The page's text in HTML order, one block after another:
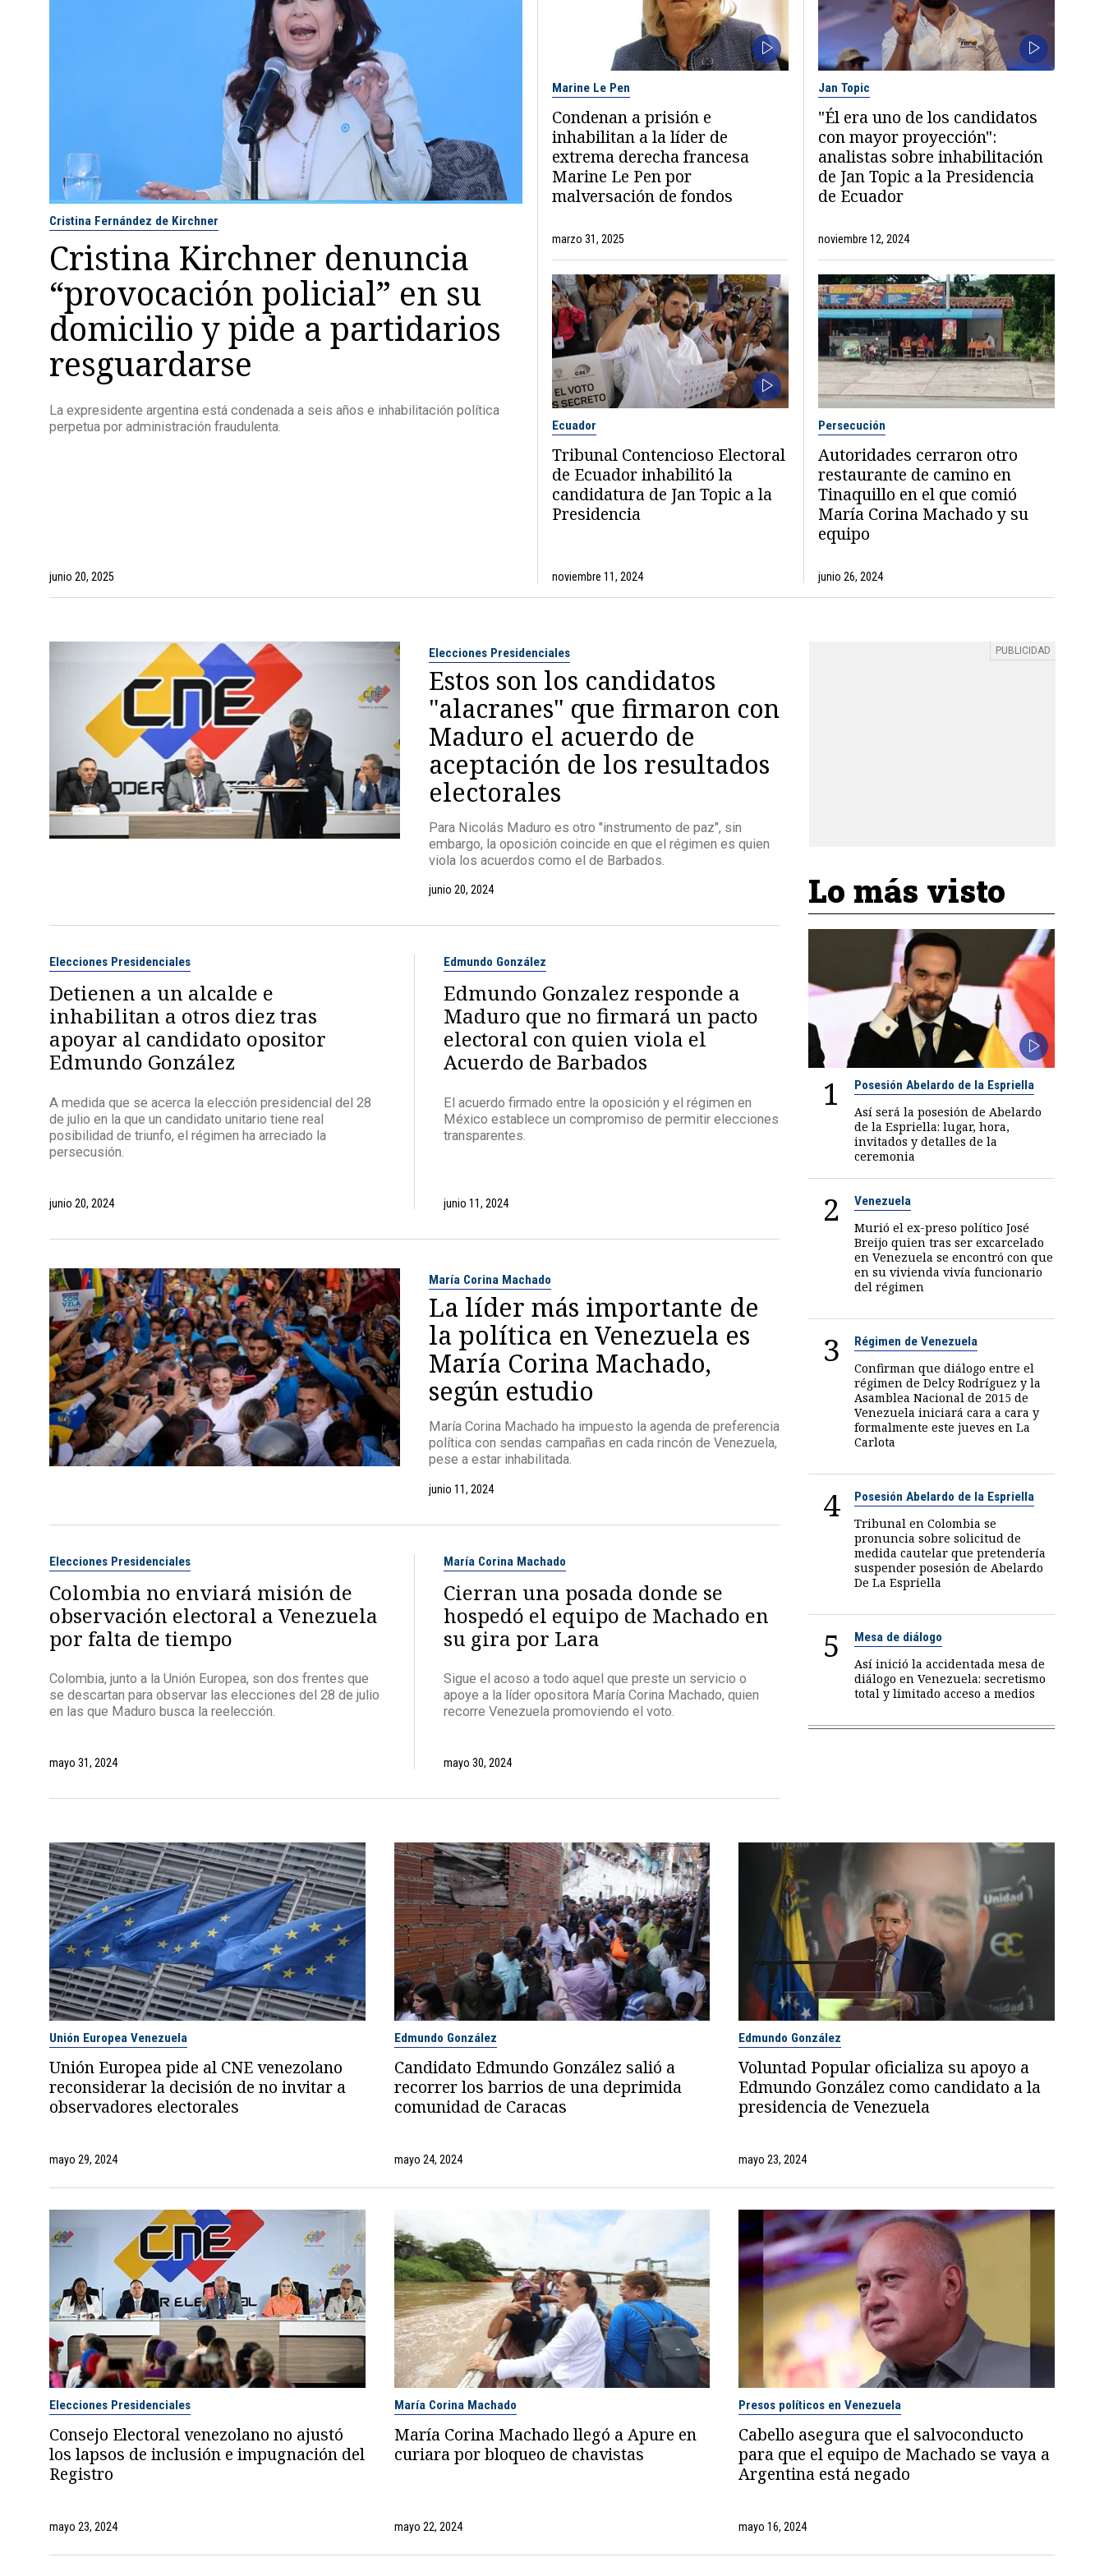
Cristina Fernández de Kirchner
Cristina Kirchner denuncia
“provocación policial” en su
domicilio y pide a partidarios
resguardarse
La expresidente argentina está condenada a seis años e inhabilitación política
perpetua por administración fraudulenta.
junio 20, 2025
Marine Le Pen
Condenan a prisión e
inhabilitan a la líder de
extrema derecha francesa
Marine Le Pen por
malversación de fondos
marzo 31, 2025
Jan Topic
"Él era uno de los candidatos
con mayor proyección":
analistas sobre inhabilitación
de Jan Topic a la Presidencia
de Ecuador
noviembre 12, 2024
Ecuador
Tribunal Contencioso Electoral
de Ecuador inhabilitó la
candidatura de Jan Topic a la
Presidencia
noviembre 11, 2024
Persecución
Autoridades cerraron otro
restaurante de camino en
Tinaquillo en el que comió
María Corina Machado y su
equipo
junio 26, 2024
Elecciones Presidenciales
Estos son los candidatos
"alacranes" que firmaron con
Maduro el acuerdo de
aceptación de los resultados
electorales
Para Nicolás Maduro es otro "instrumento de paz", sin
embargo, la oposición coincide en que el régimen es quien
viola los acuerdos como el de Barbados.
junio 20, 2024
Elecciones Presidenciales
Detienen a un alcalde e
inhabilitan a otros diez tras
apoyar al candidato opositor
Edmundo González
A medida que se acerca la elección presidencial del 28
de julio en la que un candidato unitario tiene real
posibilidad de triunfo, el régimen ha arreciado la
persecusión.
junio 20, 2024
Edmundo González
Edmundo Gonzalez responde a
Maduro que no firmará un pacto
electoral con quien viola el
Acuerdo de Barbados
El acuerdo firmado entre la oposición y el régimen en
México establece un compromiso de permitir elecciones
transparentes.
junio 11, 2024
María Corina Machado
La líder más importante de
la política en Venezuela es
María Corina Machado,
según estudio
María Corina Machado ha impuesto la agenda de preferencia
política con sendas campañas en cada rincón de Venezuela,
pese a estar inhabilitada.
junio 11, 2024
Elecciones Presidenciales
Colombia no enviará misión de
observación electoral a Venezuela
por falta de tiempo
Colombia, junto a la Unión Europea, son dos frentes que
se descartan para observar las elecciones del 28 de julio
en las que Maduro busca la reelección.
mayo 31, 2024
María Corina Machado
Cierran una posada donde se
hospedó el equipo de Machado en
su gira por Lara
Sigue el acoso a todo aquel que preste un servicio o
apoye a la líder opositora María Corina Machado, quien
recorre Venezuela promoviendo el voto.
mayo 30, 2024
Lo más visto
1 Posesión Abelardo de la Espriella
Así será la posesión de Abelardo
de la Espriella: lugar, hora,
invitados y detalles de la
ceremonia
2 Venezuela
Murió el ex-preso político José
Breijo quien tras ser excarcelado
en Venezuela se encontró con que
en su vivienda vivía funcionario
del régimen
3 Régimen de Venezuela
Confirman que diálogo entre el
régimen de Delcy Rodríguez y la
Asamblea Nacional de 2015 de
Venezuela iniciará cara a cara y
formalmente este jueves en La
Carlota
4 Posesión Abelardo de la Espriella
Tribunal en Colombia se
pronuncia sobre solicitud de
medida cautelar que pretendería
suspender posesión de Abelardo
De La Espriella
5 Mesa de diálogo
Así inició la accidentada mesa de
diálogo en Venezuela: secretismo
total y limitado acceso a medios
Unión Europea Venezuela
Unión Europea pide al CNE venezolano
reconsiderar la decisión de no invitar a
observadores electorales
mayo 29, 2024
Edmundo González
Candidato Edmundo González salió a
recorrer los barrios de una deprimida
comunidad de Caracas
mayo 24, 2024
Edmundo González
Voluntad Popular oficializa su apoyo a
Edmundo González como candidato a la
presidencia de Venezuela
mayo 23, 2024
Elecciones Presidenciales
Consejo Electoral venezolano no ajustó
los lapsos de inclusión e impugnación del
Registro
mayo 23, 2024
María Corina Machado
María Corina Machado llegó a Apure en
curiara por bloqueo de chavistas
mayo 22, 2024
Presos políticos en Venezuela
Cabello asegura que el salvoconducto
para que el equipo de Machado se vaya a
Argentina está negado
mayo 16, 2024